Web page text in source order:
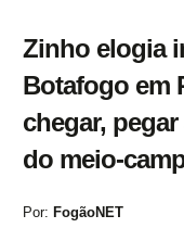
Zinho elogia
Botafogo em
chegar,
do meio-
Por: FogãoNET